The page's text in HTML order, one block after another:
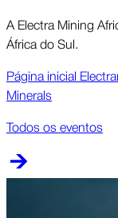
A Electra Mining
África do Sul.
Página inicial
Minerals
Todos os eventos